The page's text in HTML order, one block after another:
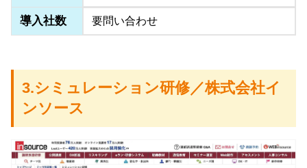
導入社数 要問い合わせ
3.シミュレーション研修／株式会社イ
ンソース